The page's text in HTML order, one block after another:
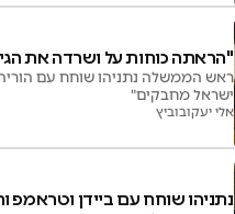
"הראתה כוחות על ושרדה את
ראש הממשלה נתניהו שוחח עם
ישראל מחבקים"
אלי יעקובוביץ
נתניהו שוחח עם ביידן וטראמפ